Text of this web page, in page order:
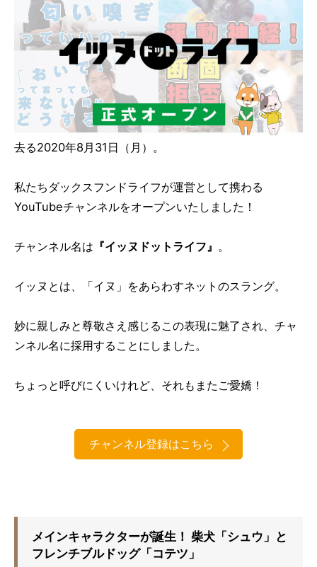
去る2020年8月31日（月）。
私たちダックスフンドライフが運営として携わる
YouTubeチャンネルをオープンいたしました！
チャンネル名は 『イッヌドットライフ』 。
イッヌとは、「イヌ」をあらわすネットのスラング。
妙に親しみと尊敬さえ感じるこの表現に魅了され、チャ
ンネル名に採用することにしました。
ちょっと呼びにくいけれど、それもまたご愛嬌！
チャンネル登録はこちら
メインキャラクターが誕生！ 柴犬「シュウ」と
フレンチブルドッグ「コテツ」